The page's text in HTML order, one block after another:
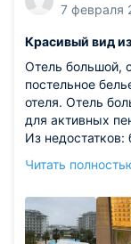
7 февраля
Красивый вид
Отель большой,
постельное
отеля. Отель
для активных
Из
температура
Рядом нет кафе
Читать